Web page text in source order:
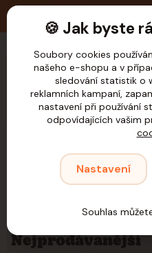
Venčení Obojky
Nylonové
Nejprodávanější
🍪 Jak byste
Soubory cookies
našeho e-shopu a v
sledování statistik o
reklamních kampaní,
nastavení při používání
odpovídajících vašim
Nastavení
Souhlas